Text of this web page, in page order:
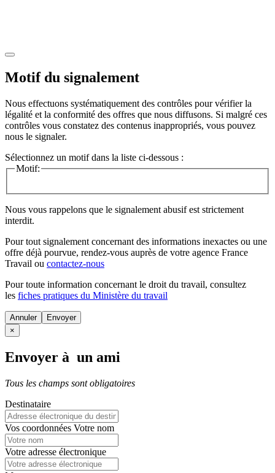
Motif du signalement
Nous effectuons systématiquement des contrôles pour vérifier la
légalité et la conformité des offres que nous diffusons. Si malgré ces
contrôles vous constatez des contenus inappropriés, vous pouvez
nous le signaler.
Sélectionnez un motif dans la liste ci-dessous :
Motif:
Nous vous rappelons que le signalement abusif est strictement
interdit.
Pour tout signalement concernant des informations inexactes ou une
offre déjà pourvue, rendez-vous auprès de votre agence France
Travail ou contactez-nous
Pour toute information concernant le droit du travail, consultez
les fiches pratiques du Ministère du travail
Annuler
×
Envoyer à un ami
Tous les champs sont obligatoires
Destinataire
Vos coordonnées Votre nom
Votre adresse électronique